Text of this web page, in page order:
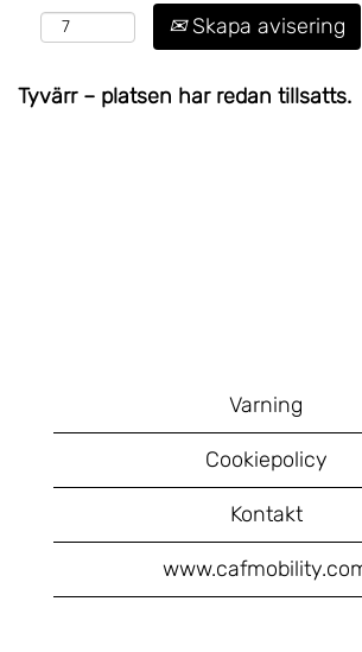
Skapa avisering
Tyvärr – platsen har redan tillsatts.
Varning
Cookiepolicy
Kontakt